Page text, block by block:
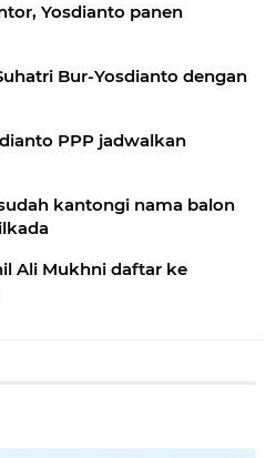
Yosdianto panen
Bur-Yosdianto dengan
PPP jadwalkan
kantongi nama balon
Ali Mukhni daftar ke